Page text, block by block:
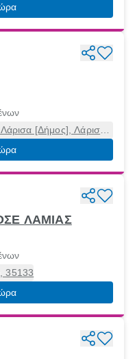
[Δήμος], Λάρισα,
ΛΑΜΙΑΣ
35133